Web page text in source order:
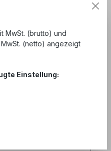
MwSt. (brutto) und
(netto) angezeigt
Einstellung: